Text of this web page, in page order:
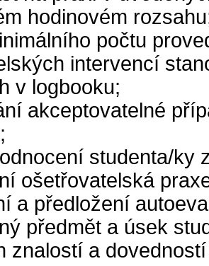
hodinovém
počtu
intervencí
v logbooku;
akceptovatelné
studenta/ky
ošetřovatelská
a předložení
předmět a úsek
znalostí a